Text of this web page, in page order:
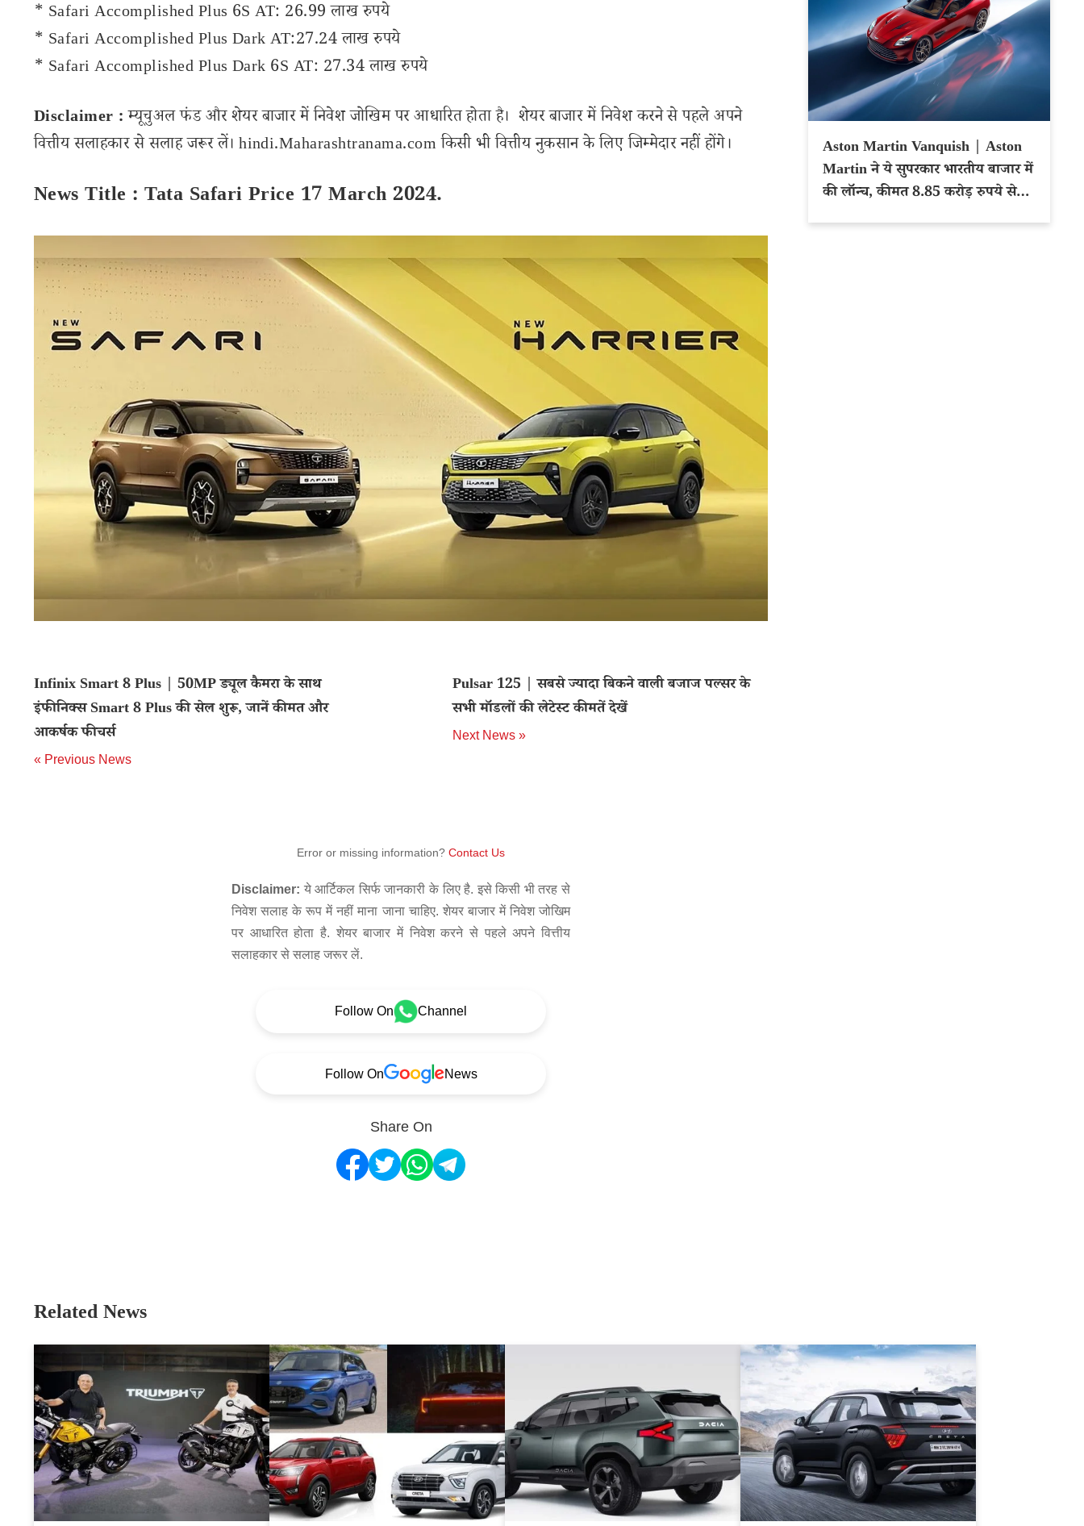
* Safari Accomplished Plus 6S AT: 26.99 लाख रुपये
* Safari Accomplished Plus Dark AT:27.24 लाख रुपये
* Safari Accomplished Plus Dark 6S AT: 27.34 लाख रुपये
Disclaimer :म्यूचुअल फंड और शेयर बाजार में निवेश जोखिम पर आधारित होता है। शेयर बाजार में निवेश करने से पहले अपने
वित्तीय सलाहकार से सलाह जरूर लें। hindi.Maharashtranama.com किसी भी वित्तीय नुकसान के लिए जिम्मेदार नहीं होंगे।
News Title : Tata Safari Price 17 March 2024.
Infinix Smart 8 Plus | 50MP ड्यूल कैमरा के साथ
इंफीनिक्स Smart 8 Plus की सेल शुरू, जानें कीमत और
आकर्षक फीचर्स
« Previous News
Pulsar 125 | सबसे ज्यादा बिकने वाली बजाज पल्सर के
सभी मॉडलों की लेटेस्ट कीमतें देखें
Next News »
Error or missing information? Contact Us
Disclaimer: ये आर्टिकल सिर्फ जानकारी के लिए है. इसे किसी भी तरह से
निवेश सलाह के रूप में नहीं माना जाना चाहिए. शेयर बाजार में निवेश जोखिम
पर आधारित होता है. शेयर बाजार में निवेश करने से पहले अपने वित्तीय
सलाहकार से सलाह जरूर लें.
Follow On Channel
Follow On News
Share On
Aston Martin Vanquish | Aston
Martin ने ये सुपरकार भारतीय बाजार में
की लॉन्च, कीमत 8.85 करोड़ रुपये से
Related News